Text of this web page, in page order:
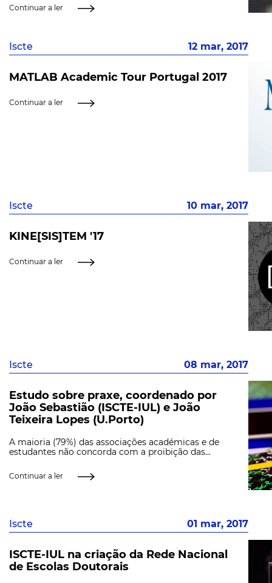
Continuar a ler
Iscte 12 mar, 2017
MATLAB Academic Tour Portugal 2017
Continuar a ler
Iscte 10 mar, 2017
KINE[SIS]TEM '17
Continuar a ler
Iscte 08 mar, 2017
Estudo sobre praxe, coordenado por
João Sebastião (ISCTE-IUL) e João
Teixeira Lopes (U.Porto)
A maioria (79%) das associações académicas e de
estudantes não concorda com a proibição das...
Continuar a ler
Iscte 01 mar, 2017
ISCTE-IUL na criação da Rede Nacional
de Escolas Doutorais